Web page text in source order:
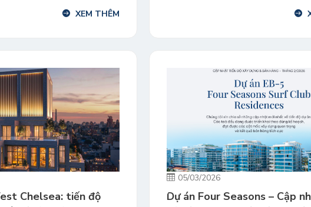
trong những cộng đồng
XEM THÊM
đạt các mốc quan trọng trong
Chelsea: tiến độ
05/03/2026
Dự án Four Seasons – Cập